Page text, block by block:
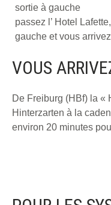
sortie à gauche
passez l’ Hotel
gauche et vous
VOUS
De Freiburg (HBf) la «
Hinterzarten à la
environ 20 minutes